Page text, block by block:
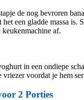
de nog bevroren
een gladde massa is.
af.
in een ondiepe
vriezer voordat je hem
2 Porties